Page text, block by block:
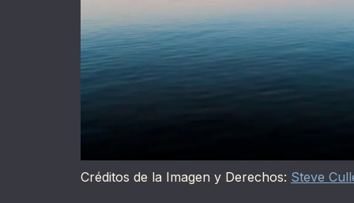
Créditos de la Imagen y Derechos: Steve